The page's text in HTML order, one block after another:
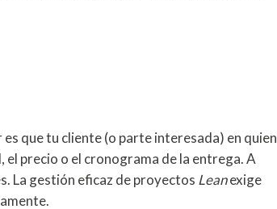
que tu cliente (o parte interesada) en quien
precio o el cronograma de la entrega. A
La gestión eficaz de proyectos Leanexige